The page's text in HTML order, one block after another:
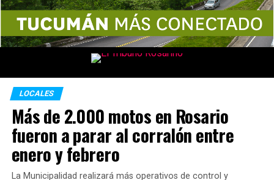
LOCALES
Más de 2.000 motos en Rosario
fueron a parar al corralón entre
enero y febrero
La Municipalidad realizará más operativos de control y